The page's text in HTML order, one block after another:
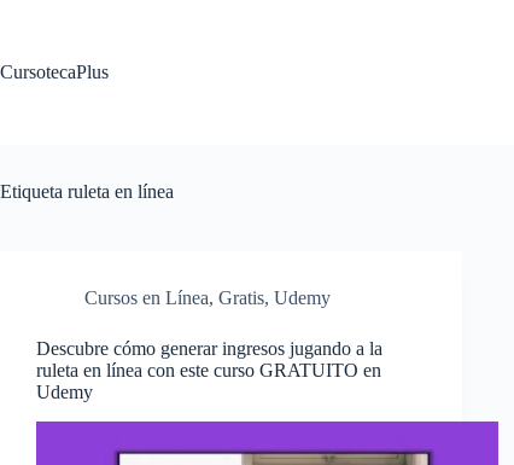
CursotecaPlus
Etiqueta ruleta en línea
Cursos en Línea, Gratis, Udemy
Descubre cómo generar ingresos jugando a la
ruleta en línea con este curso GRATUITO en
Udemy